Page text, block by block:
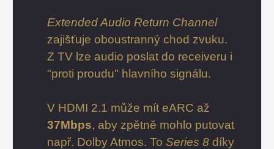
Extended Audio Return Channel
zajišťuje oboustranný chod zvuku.
Z TV lze audio poslat do receiveru i
"proti proudu" hlavního signálu.
V HDMI 2.1 může mít eARC až
37Mbps, aby zpětně mohlo putovat
např. Dolby Atmos. ToSeries 8 díky